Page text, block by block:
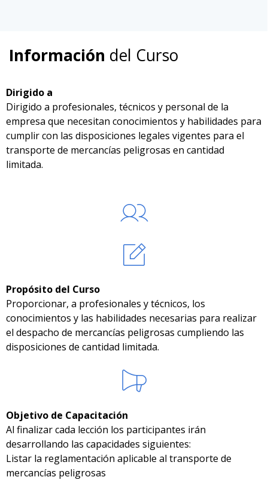
Información del Curso
Dirigido a
Dirigido a profesionales, técnicos y personal de la
empresa que necesitan conocimientos y habilidades para
cumplir con las disposiciones legales vigentes para el
transporte de mercancías peligrosas en cantidad
limitada.
Propósito del Curso
Proporcionar, a profesionales y técnicos, los
conocimientos y las habilidades necesarias para realizar
el despacho de mercancías peligrosas cumpliendo las
disposiciones de cantidad limitada.
Objetivo de Capacitación
Al finalizar cada lección los participantes irán
desarrollando las capacidades siguientes:
Listar la reglamentación aplicable al transporte de
mercancías peligrosas